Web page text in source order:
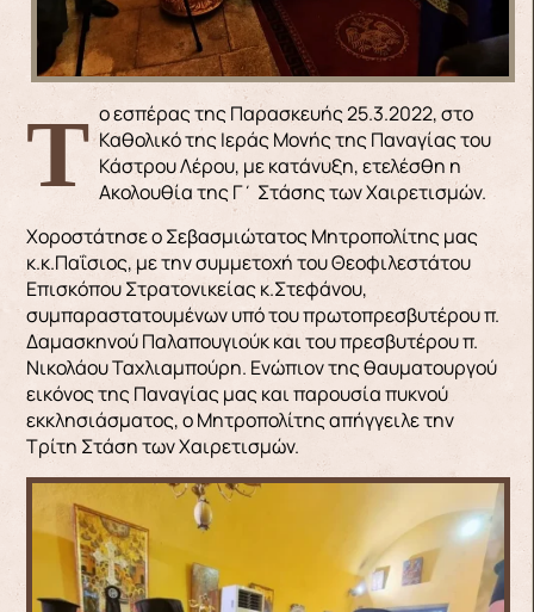
Το εσπέρας της Παρασκευής 25.3.2022, στο Καθολικό της Ιεράς Μονής της Παναγίας του
Κάστρου Λέρου, με κατάνυξη, ετελέσθη η
Ακολουθία της Γ΄ Στάσης των Χαιρετισμών.
Χοροστάτησε ο Σεβασμιώτατος Μητροπολίτης μας
κ.κ.Παΐσιος, με την συμμετοχή του Θεοφιλεστάτου
Επισκόπου Στρατονικείας κ.Στεφάνου,
συμπαραστατουμένων υπό του πρωτοπρεσβυτέρου π.
Δαμασκηνού Παλαπουγιούκ και του πρεσβυτέρου π.
Νικολάου Ταχλιαμπούρη. Ενώπιον της θαυματουργού
εικόνος της Παναγίας μας και παρουσία πυκνού
εκκλησιάσματος, ο Μητροπολίτης απήγγειλε την
Τρίτη Στάση των Χαιρετισμών.